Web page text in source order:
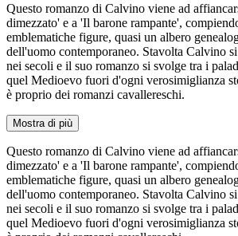
Questo romanzo di Calvino viene ad
dimezzato' e a 'Il barone rampante',
emblematiche figure, quasi un albero
dell'uomo contemporaneo. Stavolta Calvino
nei secoli e il suo romanzo si svolge tra i
quel Medioevo fuori d'ogni verosimiglianza
è proprio dei romanzi cavallereschi.
Mostra di più
Questo romanzo di Calvino viene ad
dimezzato' e a 'Il barone rampante',
emblematiche figure, quasi un albero
dell'uomo contemporaneo. Stavolta Calvino
nei secoli e il suo romanzo si svolge tra i
quel Medioevo fuori d'ogni verosimiglianza